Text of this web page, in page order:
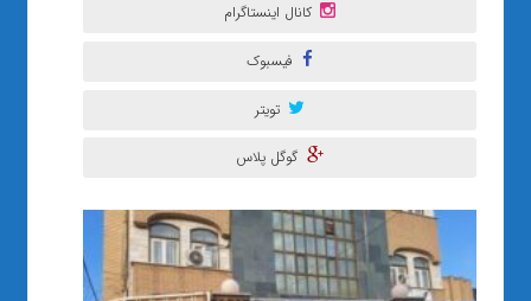
کانال اینستاگرام
فیسبوک
تویتر
گوگل پلاس